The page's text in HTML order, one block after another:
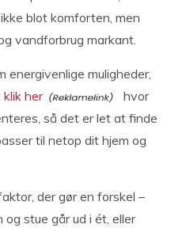
blot komforten, men
vandforbrug markant.
energivenlige muligheder,
klik her
hvor
så det er let at finde
til netop dit hjem og
der gør en forskel –
stue går ud i ét, eller